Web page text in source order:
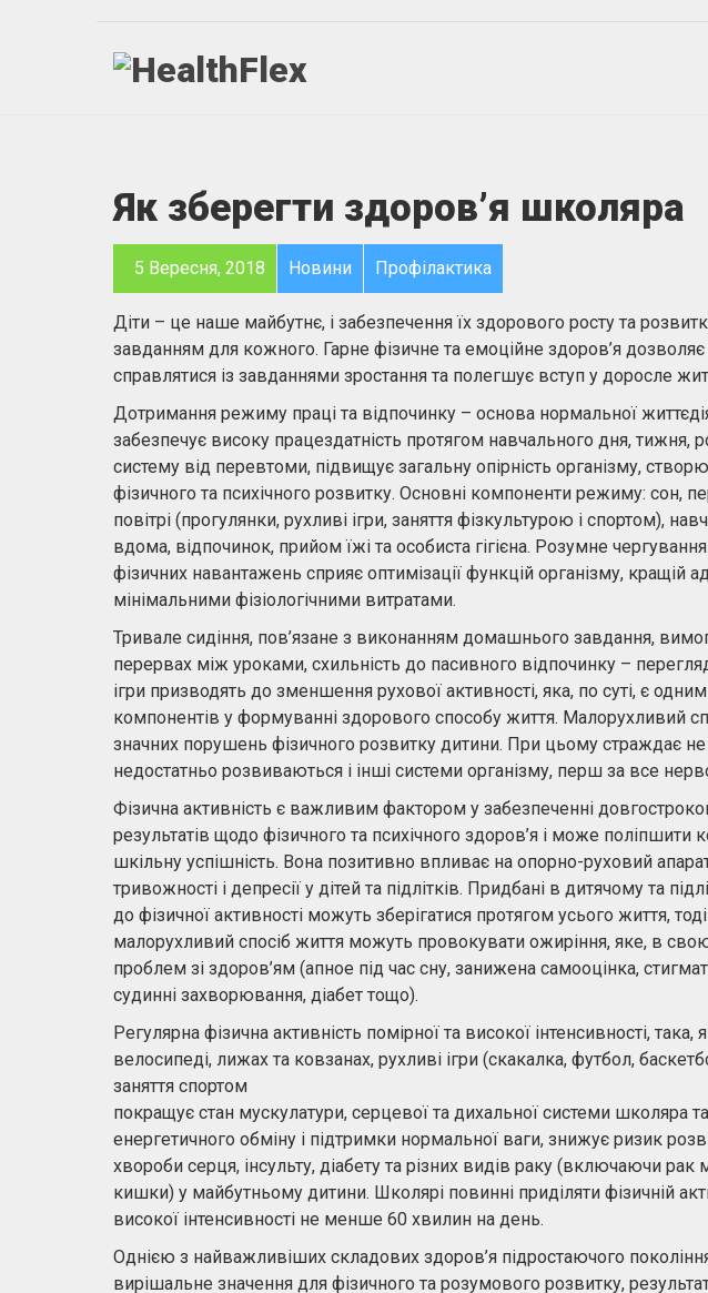
Як зберегти здоров’я школяра
5 Вересня, 2018 Новини Профілактика
Діти – це наше майбутнє, і забезпечення їх здорового росту та
завданням для кожного. Гарне фізичне та емоційне здоров’я
справлятися із завданнями зростання та полегшує вступ у доросле
Дотримання режиму праці та відпочинку – основа нормальної
забезпечує високу працездатність протягом навчального дня, тижня,
систему від перевтоми, підвищує загальну опірність організму,
фізичного та психічного розвитку. Основні компоненти режиму: сон,
повітрі (прогулянки, рухливі ігри, заняття фізкультурою і спортом),
вдома, відпочинок, прийом їжі та особиста гігієна. Розумне
фізичних навантажень сприяє оптимізації функцій організму, кращій
мінімальними фізіологічними витратами.
Тривале сидіння, пов’язане з виконанням домашнього завдання,
перервах між уроками, схильність до пасивного відпочинку –
ігри призводять до зменшення рухової активності, яка, по суті, є
компонентів у формуванні здорового способу життя. Малорухливий
значних порушень фізичного розвитку дитини. При цьому страждає не
недостатньо розвиваються і інші системи організму, перш за все
Фізична активність є важливим фактором у забезпеченні
результатів щодо фізичного та психічного здоров’я і може поліпшити
шкільну успішність. Вона позитивно впливає на опорно-руховий
тривожності і депресії у дітей та підлітків. Придбані в дитячому та
до фізичної активності можуть зберігатися протягом усього життя, тоді
малорухливий спосіб життя можуть провокувати ожиріння, яке, в
проблем зі здоров’ям (апное під час сну, занижена самооцінка,
судинні захворювання, діабет тощо).
Регулярна фізична активність помірної та високої інтенсивності,
велосипеді, лижах та ковзанах, рухливі ігри (скакалка, футбол,
заняття спортом
покращує стан мускулатури, серцевої та дихальної системи школяра
енергетичного обміну і підтримки нормальної ваги, знижує ризик
хвороби серця, інсульту, діабету та різних видів раку (включаючи рак
кишки) у майбутньому дитини. Школярі повинні приділяти фізичній
високої інтенсивності не менше 60 хвилин на день.
Однією з найважливіших складових здоров’я підростаючого
вирішальне значення для фізичного та розумового розвитку,